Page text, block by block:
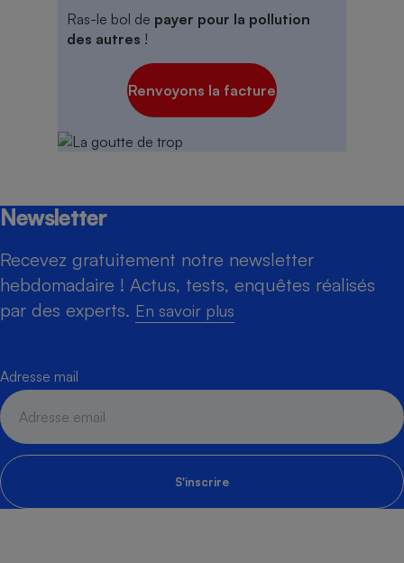
Ras-le bol de payer pour la pollution
des autres !
Renvoyons la facture
Newsletter
Recevez gratuitement notre newsletter
hebdomadaire ! Actus, tests, enquêtes réalisés
par des experts. En savoir plus
Adresse mail
S'inscrire